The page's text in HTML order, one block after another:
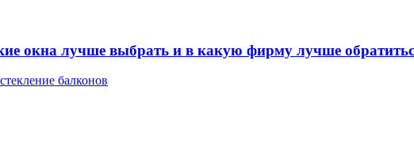
окна лучше выбрать и в какую фирму лучше
балконов